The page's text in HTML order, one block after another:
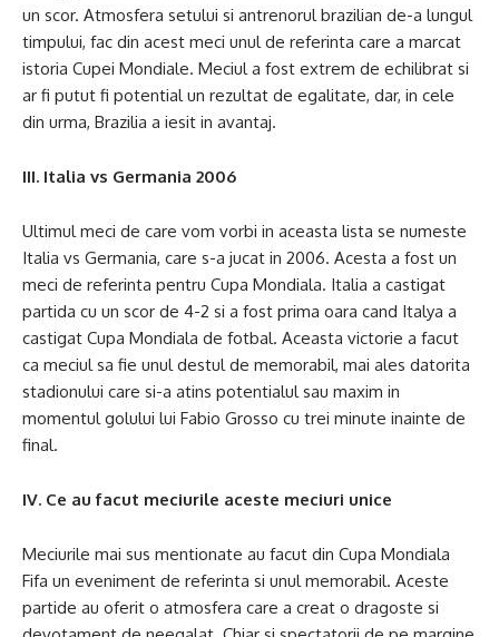
un scor. Atmosfera setului si antrenorul brazilian de-a lungul
timpului, fac din acest meci unul de referinta care a marcat
istoria Cupei Mondiale. Meciul a fost extrem de echilibrat si
ar fi putut fi potential un rezultat de egalitate, dar, in cele
din urma, Brazilia a iesit in avantaj.
III. Italia vs Germania 2006
Ultimul meci de care vom vorbi in aceasta lista se numeste
Italia vs Germania, care s-a jucat in 2006. Acesta a fost un
meci de referinta pentru Cupa Mondiala. Italia a castigat
partida cu un scor de 4-2 si a fost prima oara cand Italya a
castigat Cupa Mondiala de fotbal. Aceasta victorie a facut
ca meciul sa fie unul destul de memorabil, mai ales datorita
stadionului care si-a atins potentialul sau maxim in
momentul golului lui Fabio Grosso cu trei minute inainte de
final.
IV. Ce au facut meciurile aceste meciuri unice
Meciurile mai sus mentionate au facut din Cupa Mondiala
Fifa un eveniment de referinta si unul memorabil. Aceste
partide au oferit o atmosfera care a creat o dragoste si